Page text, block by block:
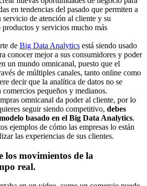
en tendencias del pasado que permiten a
servicio de atención al cliente y su
y servicios mucho más
de Big Data Analytics está siendo usado
conocer mejor a sus consumidores y poder
un mundo omnicanal, puesto que el
de múltiples canales, tanto online como
decir que la analítica de datos no se
pequeños y medianos.
omnicanal da poder al cliente, por lo
seguir siendo competitivo, debes
basado en el Big Data Analytics.
ejemplos de cómo las empresas lo están
las experiencias de sus clientes.
los movimientos de la
real.